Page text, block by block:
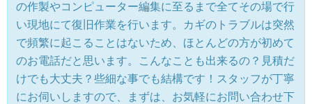
の作製やコンピューター編集に至るまで全てその場で行
い現地にて復旧作業を行います。カギのトラブルは突然
で頻繁に起こることはないため、ほとんどの方が初めて
のお電話だと思います。こんなことも出来るの？見積だ
けでも大丈夫？些細な事でも結構です！スタッフが丁寧
にお伺いしますので、まずは、お気軽にお問い合わせ下